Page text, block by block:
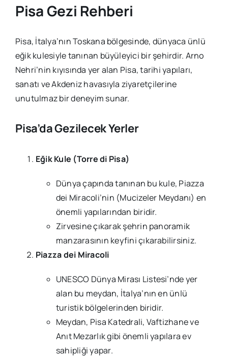
Pisa Gezi Rehberi
Pisa, İtalya’nın Toskana bölgesinde, dünyaca ünlü
eğik kulesiyle tanınan büyüleyici bir şehirdir. Arno
Nehri’nin kıyısında yer alan Pisa, tarihi yapıları,
sanatı ve Akdeniz havasıyla ziyaretçilerine
unutulmaz bir deneyim sunar.
Pisa’da Gezilecek Yerler
Eğik Kule (Torre di Pisa)
Dünya çapında tanınan bu kule, Piazza
dei Miracoli’nin (Mucizeler Meydanı) en
önemli yapılarından biridir.
Zirvesine çıkarak şehrin panoramik
manzarasının keyfini çıkarabilirsiniz.
Piazza dei Miracoli
UNESCO Dünya Mirası Listesi’nde yer
alan bu meydan, İtalya’nın en ünlü
turistik bölgelerinden biridir.
Meydan, Pisa Katedrali, Vaftizhane ve
Anıt Mezarlık gibi önemli yapılara ev
sahipliği yapar.